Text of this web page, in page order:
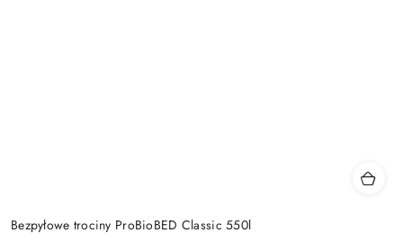
Bezpyłowe trociny ProBioBED Classic 550l